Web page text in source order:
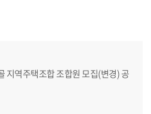
지역주택조합 조합원 모집(변경) 공